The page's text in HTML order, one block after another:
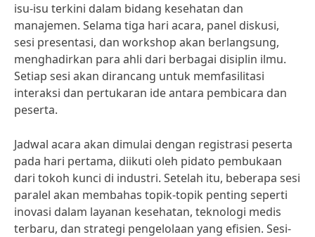
isu-isu terkini dalam bidang kesehatan dan
manajemen. Selama tiga hari acara, panel diskusi,
sesi presentasi, dan workshop akan berlangsung,
menghadirkan para ahli dari berbagai disiplin ilmu.
Setiap sesi akan dirancang untuk memfasilitasi
interaksi dan pertukaran ide antara pembicara dan
peserta.
Jadwal acara akan dimulai dengan registrasi peserta
pada hari pertama, diikuti oleh pidato pembukaan
dari tokoh kunci di industri. Setelah itu, beberapa sesi
paralel akan membahas topik-topik penting seperti
inovasi dalam layanan kesehatan, teknologi medis
terbaru, dan strategi pengelolaan yang efisien. Sesi-